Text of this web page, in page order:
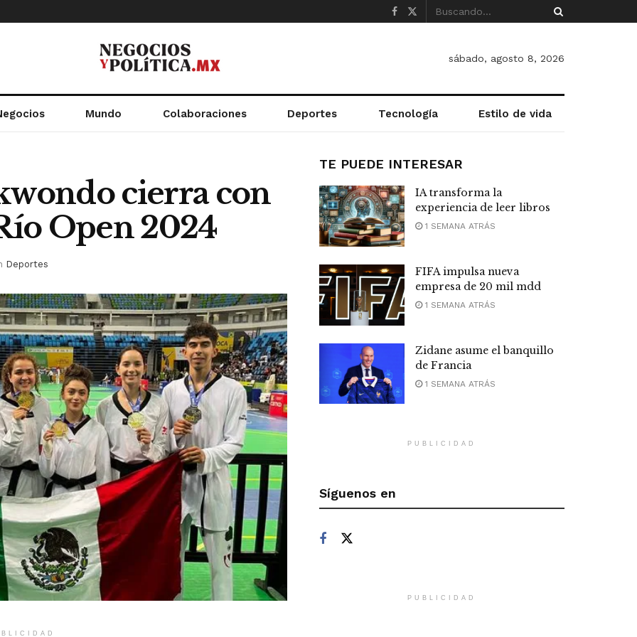
sábado, agosto 8, 2026
Mundo Colaboraciones Deportes Tecnología Estilo de vida
cierra con
Open 2024
Deportes
TE PUEDE INTERESAR
IA transforma la
experiencia de leer libros
1 SEMANA ATRÁS
FIFA impulsa nueva
empresa de 20 mil mdd
1 SEMANA ATRÁS
Zidane asume el banquillo
de Francia
1 SEMANA ATRÁS
PUBLICIDAD
Síguenos en
PUBLICIDAD